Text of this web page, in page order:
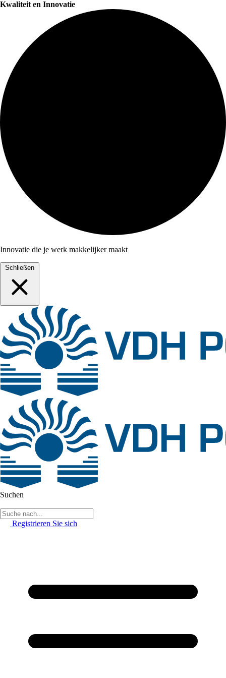
Kwaliteit en Innovatie
Innovatie die je werk makkelijker maakt
Schließen
Suchen
Registrieren Sie sich